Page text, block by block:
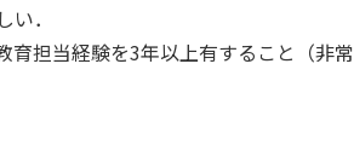
．
担当経験を3年以上有すること（非常